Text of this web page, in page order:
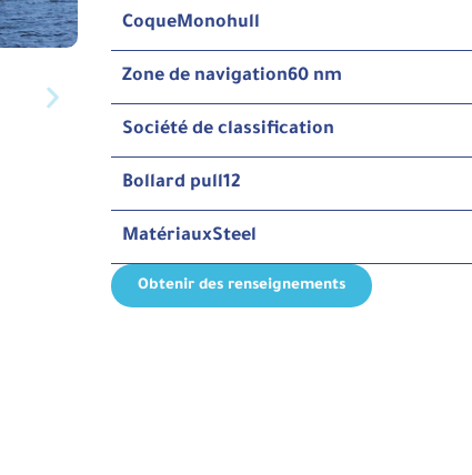
CoqueMonohull
Zone de navigation60 nm
Société de classification
Bollard pull12
MatériauxSteel
Obtenir des renseignements